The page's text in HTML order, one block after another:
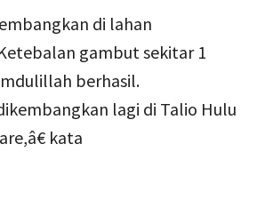
di lahan
gambut sekitar 1
berhasil.
lagi di Talio Hulu
kata